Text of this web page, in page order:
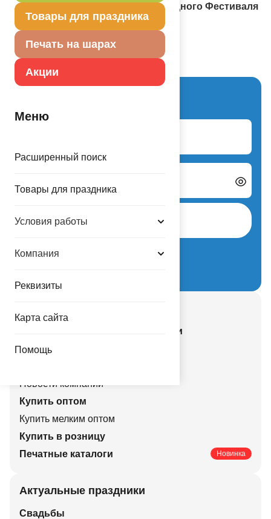
Товары для праздника
Печать на шарах
Акции
Меню
Расширенный поиск
Товары для праздника
Условия работы
Компания
Реквизиты
Карта сайта
Помощь
Итоги 12 Московского Международного Фестиваля
воздушных шаров
Авторизоваться
Забыли пароль?
Все действующие акции и скидки
Все новинки каталога
Новости компании
Купить оптом
Купить мелким оптом
Купить в розницу
Печатные каталоги
Новинка
Актуальные праздники
Свадьбы